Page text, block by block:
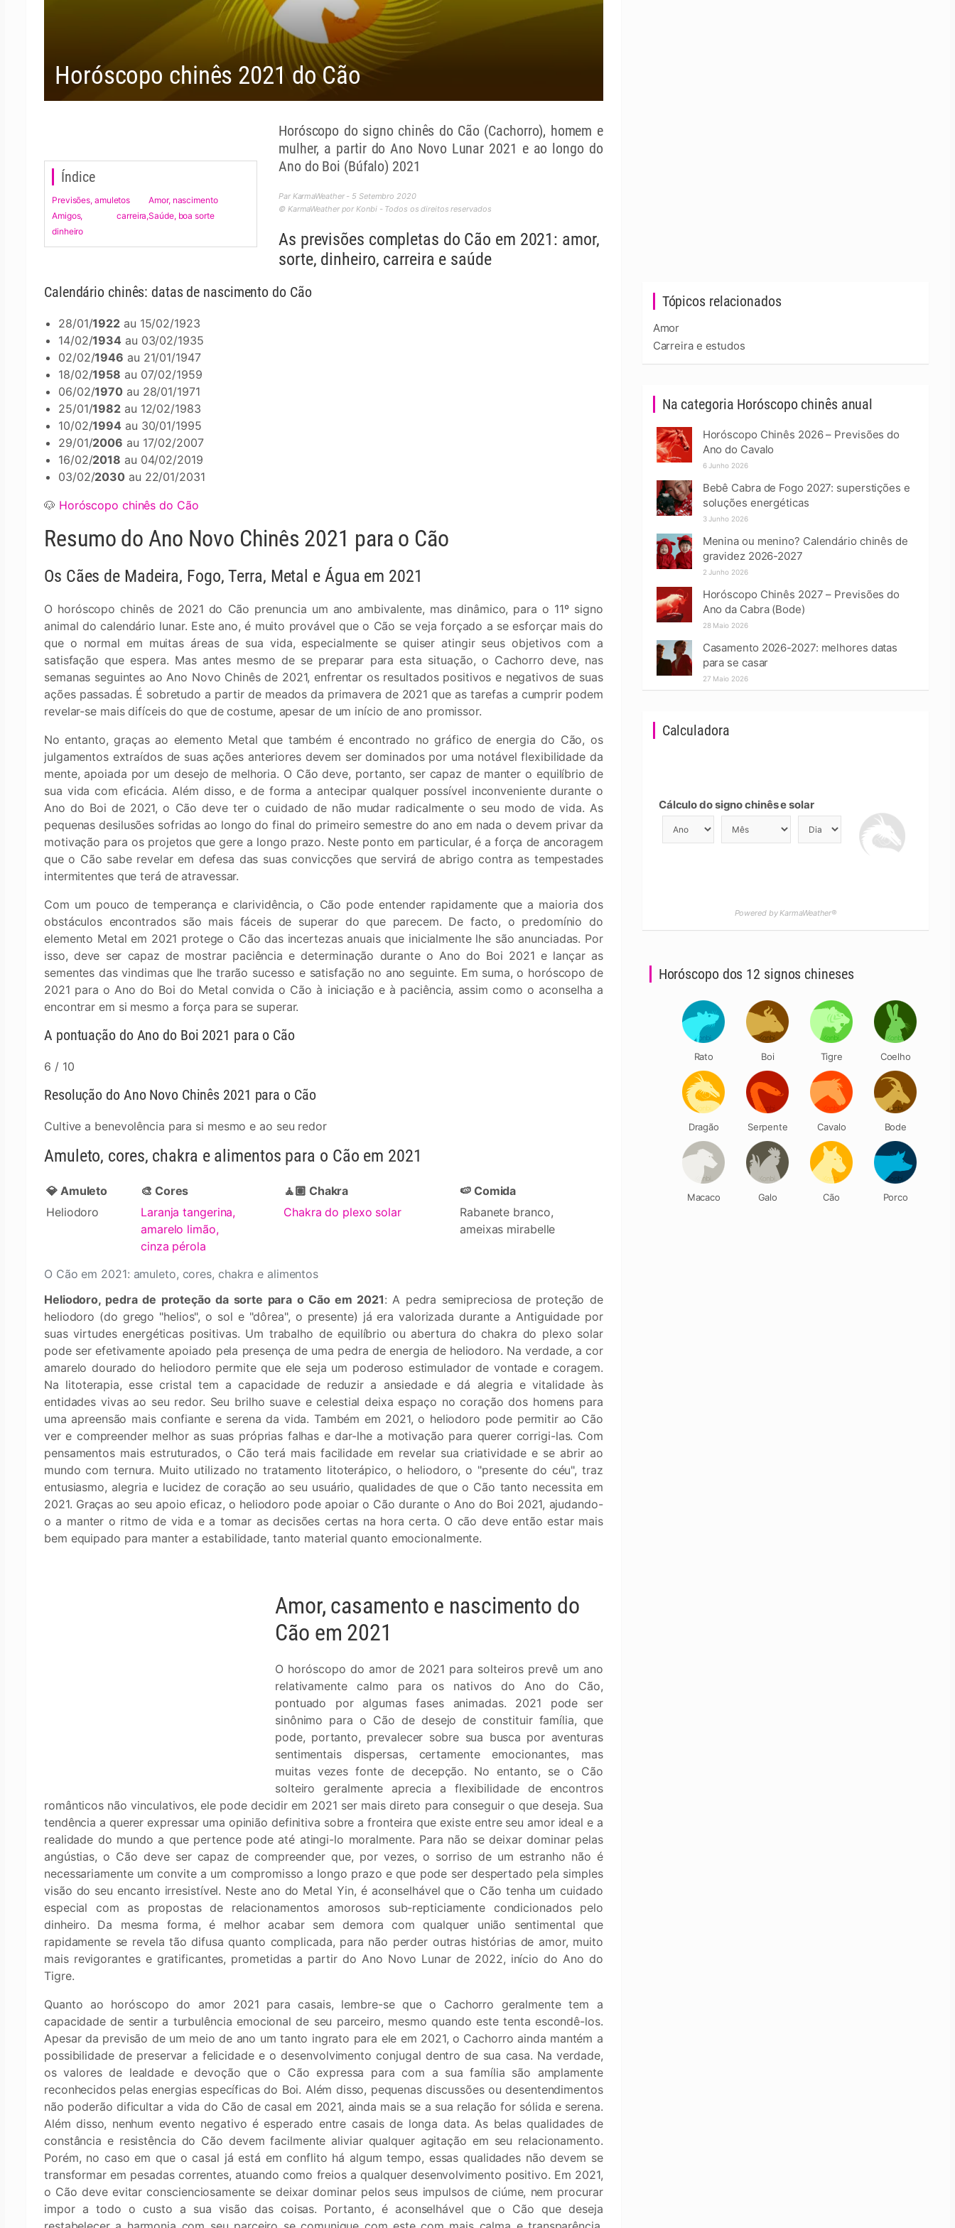
Horóscopo chinês 2021 do Cão
Índice
Previsões, amuletos
Amor, nascimento
Amigos, carreira,
dinheiro
Saúde, boa sorte
Horóscopo do signo chinês do Cão (Cachorro), homem e
mulher, a partir do Ano Novo Lunar 2021 e ao longo do
Ano do Boi (Búfalo) 2021
Par KarmaWeather - 5 Setembro 2020
© KarmaWeather por Konbi - Todos os direitos reservados
As previsões completas do Cão em 2021: amor,
sorte, dinheiro, carreira e saúde
Calendário chinês: datas de nascimento do Cão
28/01/1922 au 15/02/1923
14/02/1934 au 03/02/1935
02/02/1946 au 21/01/1947
18/02/1958 au 07/02/1959
06/02/1970 au 28/01/1971
25/01/1982 au 12/02/1983
10/02/1994 au 30/01/1995
29/01/2006 au 17/02/2007
16/02/2018 au 04/02/2019
03/02/2030 au 22/01/2031
🐶 Horóscopo chinês do Cão
Resumo do Ano Novo Chinês 2021 para o Cão
Os Cães de Madeira, Fogo, Terra, Metal e Água em 2021
O horóscopo chinês de 2021 do Cão prenuncia um ano ambivalente, mas dinâmico, para o 11º signo
animal do calendário lunar. Este ano, é muito provável que o Cão se veja forçado a se esforçar mais do
que o normal em muitas áreas de sua vida, especialmente se quiser atingir seus objetivos com a
satisfação que espera. Mas antes mesmo de se preparar para esta situação, o Cachorro deve, nas
semanas seguintes ao Ano Novo Chinês de 2021, enfrentar os resultados positivos e negativos de suas
ações passadas. É sobretudo a partir de meados da primavera de 2021 que as tarefas a cumprir podem
revelar-se mais difíceis do que de costume, apesar de um início de ano promissor.
No entanto, graças ao elemento Metal que também é encontrado no gráfico de energia do Cão, os
julgamentos extraídos de suas ações anteriores devem ser dominados por uma notável flexibilidade da
mente, apoiada por um desejo de melhoria. O Cão deve, portanto, ser capaz de manter o equilíbrio de
sua vida com eficácia. Além disso, e de forma a antecipar qualquer possível inconveniente durante o
Ano do Boi de 2021, o Cão deve ter o cuidado de não mudar radicalmente o seu modo de vida. As
pequenas desilusões sofridas ao longo do final do primeiro semestre do ano em nada o devem privar da
motivação para os projetos que gere a longo prazo. Neste ponto em particular, é a força de ancoragem
que o Cão sabe revelar em defesa das suas convicções que servirá de abrigo contra as tempestades
intermitentes que terá de atravessar.
Com um pouco de temperança e clarividência, o Cão pode entender rapidamente que a maioria dos
obstáculos encontrados são mais fáceis de superar do que parecem. De facto, o predomínio do
elemento Metal em 2021 protege o Cão das incertezas anuais que inicialmente lhe são anunciadas. Por
isso, deve ser capaz de mostrar paciência e determinação durante o Ano do Boi 2021 e lançar as
sementes das vindimas que lhe trarão sucesso e satisfação no ano seguinte. Em suma, o horóscopo de
2021 para o Ano do Boi do Metal convida o Cão à iniciação e à paciência, assim como o aconselha a
encontrar em si mesmo a força para se superar.
A pontuação do Ano do Boi 2021 para o Cão
6 / 10
Resolução do Ano Novo Chinês 2021 para o Cão
Cultive a benevolência para si mesmo e ao seu redor
Amuleto, cores, chakra e alimentos para o Cão em 2021
O Cão em 2021: amuleto, cores, chakra e alimentos
💎 Amuleto 🎨 Cores 🧘🏽 Chakra
🍉 Comida
Heliodoro
Laranja tangerina,
amarelo limão,
cinza pérola
Chakra do plexo solar
Rabanete branco,
ameixas mirabelle
Heliodoro, pedra de proteção da sorte para o Cão em 2021: A pedra semipreciosa de proteção de
heliodoro (do grego "helios", o sol e "dôrea", o presente) já era valorizada durante a Antiguidade por
suas virtudes energéticas positivas. Um trabalho de equilíbrio ou abertura do chakra do plexo solar
pode ser efetivamente apoiado pela presença de uma pedra de energia de heliodoro. Na verdade, a cor
amarelo dourado do heliodoro permite que ele seja um poderoso estimulador de vontade e coragem.
Na litoterapia, esse cristal tem a capacidade de reduzir a ansiedade e dá alegria e vitalidade às
entidades vivas ao seu redor. Seu brilho suave e celestial deixa espaço no coração dos homens para
uma apreensão mais confiante e serena da vida. Também em 2021, o heliodoro pode permitir ao Cão
ver e compreender melhor as suas próprias falhas e dar-lhe a motivação para querer corrigi-las. Com
pensamentos mais estruturados, o Cão terá mais facilidade em revelar sua criatividade e se abrir ao
mundo com ternura. Muito utilizado no tratamento litoterápico, o heliodoro, o "presente do céu", traz
entusiasmo, alegria e lucidez de coração ao seu usuário, qualidades de que o Cão tanto necessita em
2021. Graças ao seu apoio eficaz, o heliodoro pode apoiar o Cão durante o Ano do Boi 2021, ajudando-
o a manter o ritmo de vida e a tomar as decisões certas na hora certa. O cão deve então estar mais
bem equipado para manter a estabilidade, tanto material quanto emocionalmente.
Amor, casamento e nascimento do
Cão em 2021
O horóscopo do amor de 2021 para solteiros prevê um ano
relativamente calmo para os nativos do Ano do Cão,
pontuado por algumas fases animadas. 2021 pode ser
sinônimo para o Cão de desejo de constituir família, que
pode, portanto, prevalecer sobre sua busca por aventuras
sentimentais dispersas, certamente emocionantes, mas
muitas vezes fonte de decepção. No entanto, se o Cão
solteiro geralmente aprecia a flexibilidade de encontros
românticos não vinculativos, ele pode decidir em 2021 ser mais direto para conseguir o que deseja. Sua
tendência a querer expressar uma opinião definitiva sobre a fronteira que existe entre seu amor ideal e a
realidade do mundo a que pertence pode até atingi-lo moralmente. Para não se deixar dominar pelas
angústias, o Cão deve ser capaz de compreender que, por vezes, o sorriso de um estranho não é
necessariamente um convite a um compromisso a longo prazo e que pode ser despertado pela simples
visão do seu encanto irresistível. Neste ano do Metal Yin, é aconselhável que o Cão tenha um cuidado
especial com as propostas de relacionamentos amorosos sub-repticiamente condicionados pelo
dinheiro. Da mesma forma, é melhor acabar sem demora com qualquer união sentimental que
rapidamente se revela tão difusa quanto complicada, para não perder outras histórias de amor, muito
mais revigorantes e gratificantes, prometidas a partir do Ano Novo Lunar de 2022, início do Ano do
Tigre.
Quanto ao horóscopo do amor 2021 para casais, lembre-se que o Cachorro geralmente tem a
capacidade de sentir a turbulência emocional de seu parceiro, mesmo quando este tenta escondê-los.
Apesar da previsão de um meio de ano um tanto ingrato para ele em 2021, o Cachorro ainda mantém a
possibilidade de preservar a felicidade e o desenvolvimento conjugal dentro de sua casa. Na verdade,
os valores de lealdade e devoção que o Cão expressa para com a sua família são amplamente
reconhecidos pelas energias específicas do Boi. Além disso, pequenas discussões ou desentendimentos
não poderão dificultar a vida do Cão de casal em 2021, ainda mais se a sua relação for sólida e serena.
Além disso, nenhum evento negativo é esperado entre casais de longa data. As belas qualidades de
constância e resistência do Cão devem facilmente aliviar qualquer agitação em seu relacionamento.
Porém, no caso em que o casal já está em conflito há algum tempo, essas qualidades não devem se
transformar em pesadas correntes, atuando como freios a qualquer desenvolvimento positivo. Em 2021,
o Cão deve evitar conscienciosamente se deixar dominar pelos seus impulsos de ciúme, nem procurar
impor a todo o custo a sua visão das coisas. Portanto, é aconselhável que o Cão que deseja
Tópicos relacionados
Amor
Carreira e estudos
Na categoria Horóscopo chinês anual
Horóscopo Chinês 2026 – Previsões do
Ano do Cavalo
6 Junho 2026
Bebê Cabra de Fogo 2027: superstições e
soluções energéticas
3 Junho 2026
Menina ou menino? Calendário chinês de
gravidez 2026-2027
2 Junho 2026
Horóscopo Chinês 2027 – Previsões do
Ano da Cabra (Bode)
28 Maio 2026
Casamento 2026-2027: melhores datas
para se casar
27 Maio 2026
Calculadora
Cálculo do signo chinês e solar
Powered by KarmaWeather®
Horóscopo dos 12 signos chineses
Rato Boi Tigre Coelho
Dragão Serpente Cavalo Bode
Macaco Galo Cão Porco